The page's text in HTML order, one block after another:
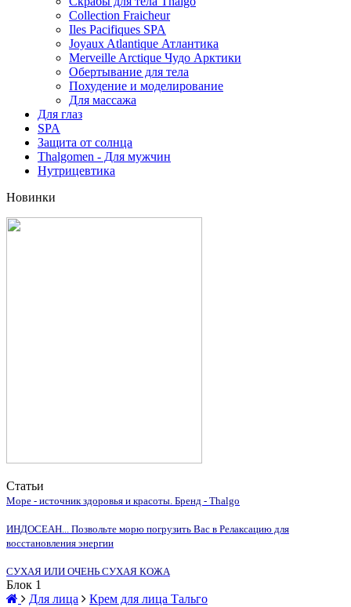
Collection Fraicheur
Iles Pacifiques SPA
Joyaux Atlantique Атлантика
Merveille Arctique Чудо Арктики
Обертывание для тела
Похудение и моделирование
Для массажа
Для глаз
SPA
Защита от солнца
Thalgomen - Для мужчин
Нутрицевтика
Новинки
Статьи
Море - источник здоровья и красоты. Бренд - Thalgo
ИНДОСЕАН... Позвольте морю погрузить Вас в Релаксацию для
восстановления энергии
СУХАЯ ИЛИ ОЧЕНЬ СУХАЯ КОЖА
Блок 1
Для лица
Крем для лица Тальго